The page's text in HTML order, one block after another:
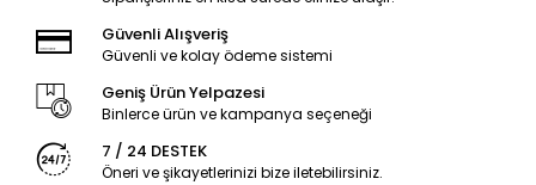
Güvenli Alışveriş
Güvenli ve kolay ödeme sistemi
Geniş Ürün Yelpazesi
Binlerce ürün ve kampanya seçeneği
7 / 24 DESTEK
Öneri ve şikayetlerinizi bize iletebilirsiniz.